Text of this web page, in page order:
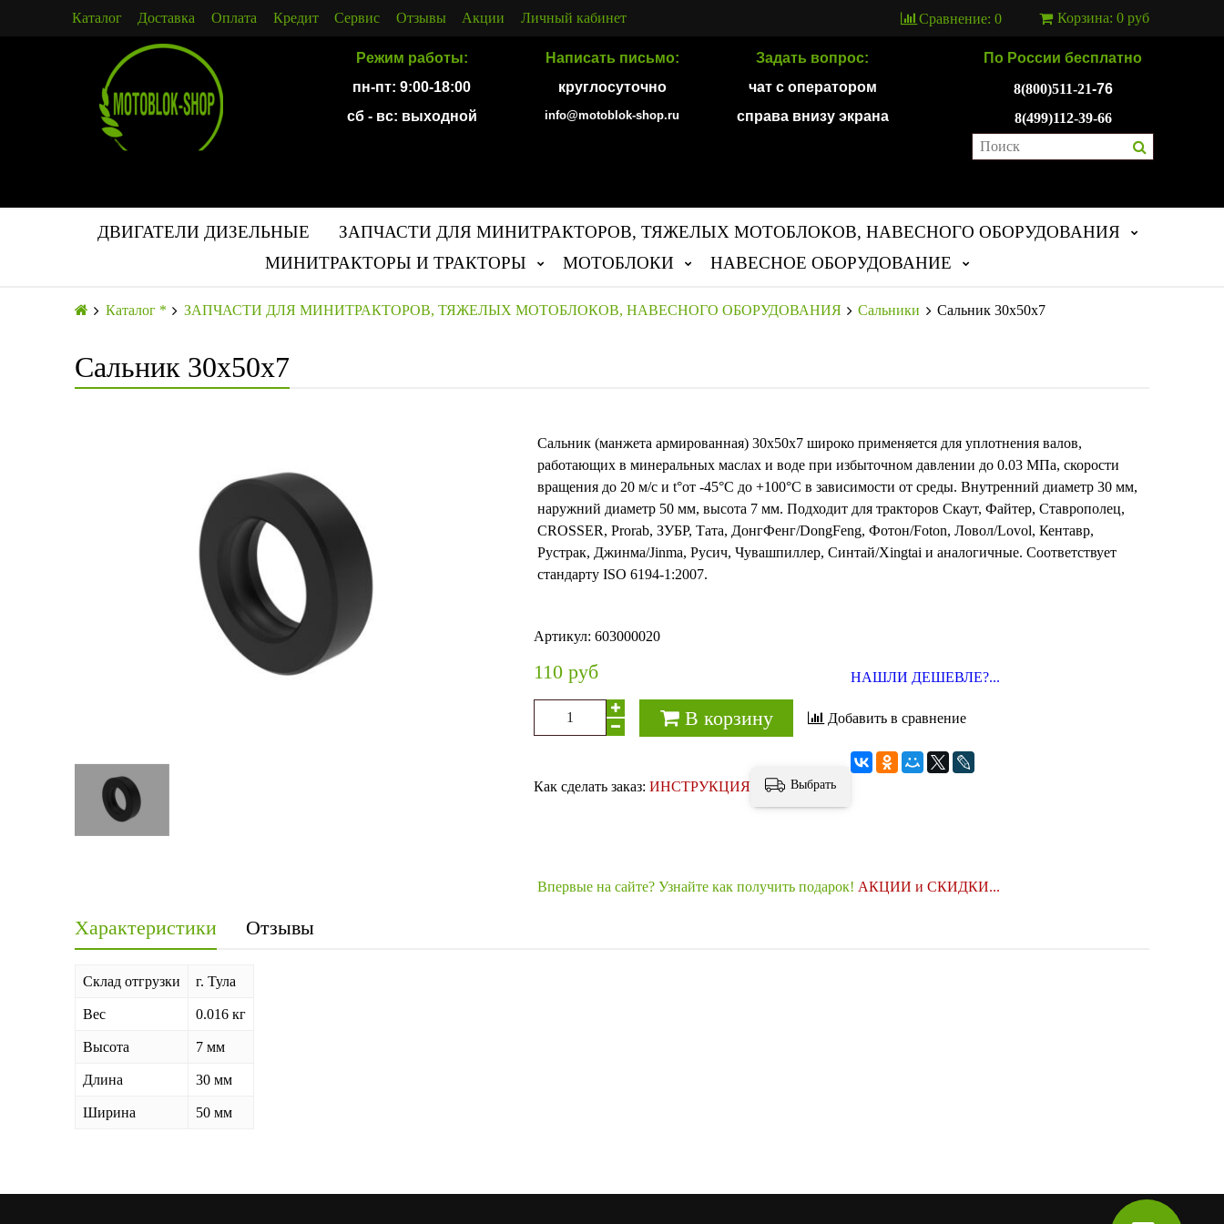
Каталог Доставка Оплата Кредит Сервис Отзывы Акции Личный кабинет Сравнение: 0 Корзина: 0 руб
Режим работы:
пн-пт: 9:00-18:00
сб - вс: выходной
Написать письмо:
круглосуточно
info@motoblok-shop.ru
Задать вопрос:
чат с оператором
справа внизу экрана
По России бесплатно
8(800)511-21-76
8(499)112-39-66
ДВИГАТЕЛИ ДИЗЕЛЬНЫЕ
ЗАПЧАСТИ ДЛЯ МИНИТРАКТОРОВ, ТЯЖЕЛЫХ МОТОБЛОКОВ, НАВЕСНОГО ОБОРУДОВАНИЯ
МИНИТРАКТОРЫ И ТРАКТОРЫ
МОТОБЛОКИ НАВЕСНОЕ ОБОРУДОВАНИЕ
Каталог * ЗАПЧАСТИ ДЛЯ МИНИТРАКТОРОВ, ТЯЖЕЛЫХ МОТОБЛОКОВ, НАВЕСНОГО ОБОРУДОВАНИЯ Сальники Сальник 30х50х7
Сальник 30х50х7
Сальник (манжета армированная) 30х50х7 широко применяется для уплотнения валов,
работающих в минеральных маслах и воде при избыточном давлении до 0.03 МПа, скорости
вращения до 20 м/с и t°от -45°С до +100°С в зависимости от среды. Внутренний диаметр 30 мм,
наружний диаметр 50 мм, высота 7 мм. Подходит для тракторов Скаут, Файтер, Ставрополец,
CROSSER, Prorab, ЗУБР, Тата, ДонгФенг/DongFeng, Фотон/Foton, Ловол/Lovol, Кентавр,
Рустрак, Джинма/Jinma, Русич, Чувашпиллер, Синтай/Xingtai и аналогичные. Соответствует
стандарту ISO 6194-1:2007.
Артикул: 603000020
110 руб НАШЛИ ДЕШЕВЛЕ?...
В корзину Добавить в сравнение
Как сделать заказ:ИНСТРУКЦИЯ Выбрать
Впервые на сайте? Узнайте как получить подарок! АКЦИИ и СКИДКИ...
Характеристики Отзывы
Склад отгрузки г. Тула
Вес 0.016 кг
Высота 7 мм
Длина 30 мм
Ширина 50 мм